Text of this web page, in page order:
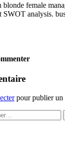
blonde female
SWOT analysis.
pour publier un